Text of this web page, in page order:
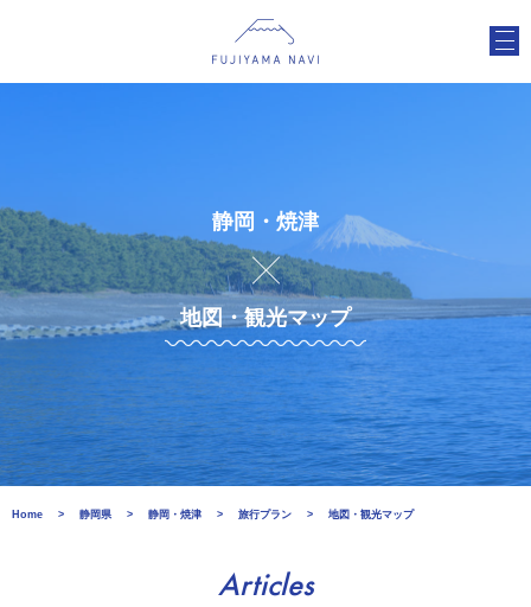
静岡・焼津
地図・観光マップ
Home 静岡県 静岡・焼津 旅行プラン 地図・観光マップ
Articles